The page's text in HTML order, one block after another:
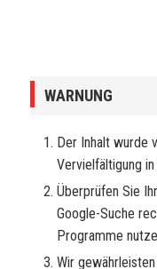
WARNUNG
Der Inhalt wurde
Vervielfältigung
Überprüfen Sie
Google-Suche
Programme
Wir